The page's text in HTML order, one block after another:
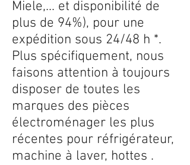
Miele,... et disponibilité de
plus de 94%), pour une
expédition sous 24/48 h *.
Plus spécifiquement, nous
faisons attention à toujours
disposer de toutes les
marques des pièces
électroménager les plus
récentes pour réfrigérateur,
machine à laver, hottes .